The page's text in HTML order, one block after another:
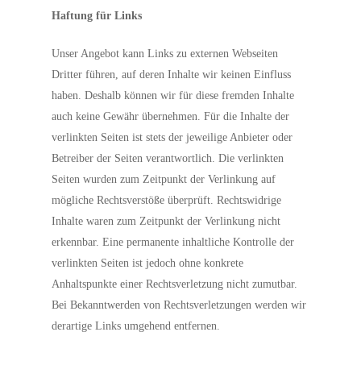
Haftung für Links
Unser Angebot kann Links zu externen Webseiten
Dritter führen, auf deren Inhalte wir keinen Einfluss
haben. Deshalb können wir für diese fremden Inhalte
auch keine Gewähr übernehmen. Für die Inhalte der
verlinkten Seiten ist stets der jeweilige Anbieter oder
Betreiber der Seiten verantwortlich. Die verlinkten
Seiten wurden zum Zeitpunkt der Verlinkung auf
mögliche Rechtsverstöße überprüft. Rechtswidrige
Inhalte waren zum Zeitpunkt der Verlinkung nicht
erkennbar. Eine permanente inhaltliche Kontrolle der
verlinkten Seiten ist jedoch ohne konkrete
Anhaltspunkte einer Rechtsverletzung nicht zumutbar.
Bei Bekanntwerden von Rechtsverletzungen werden wir
derartige Links umgehend entfernen.